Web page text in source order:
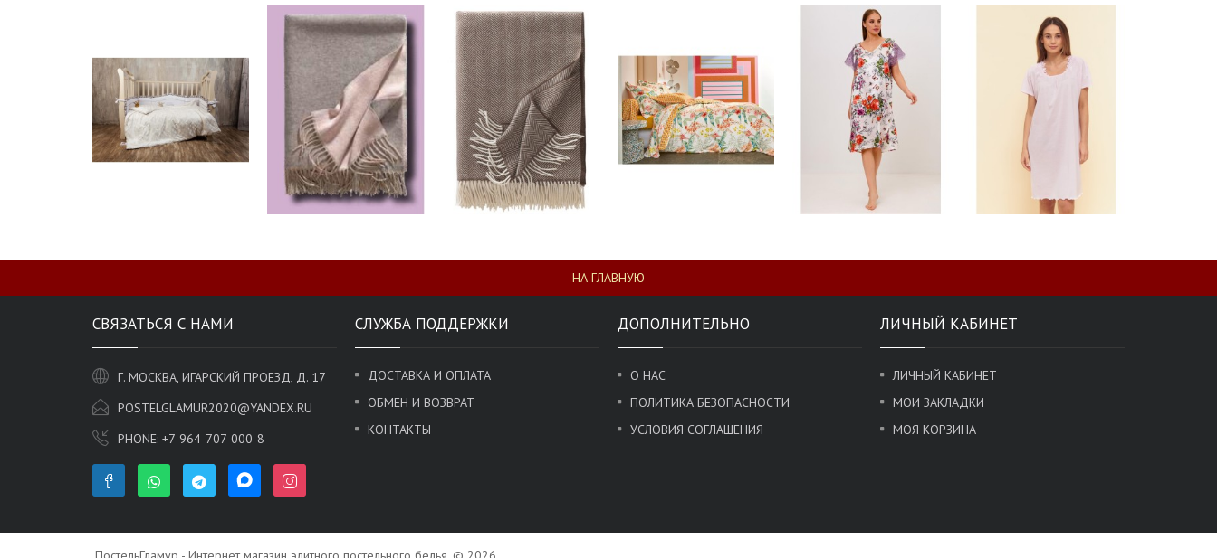
НА ГЛАВНУЮ
СВЯЗАТЬСЯ С НАМИ
Г. МОСКВА, ИГАРСКИЙ ПРОЕЗД, Д. 17
POSTELGLAMUR2020@YANDEX.RU
PHONE: +7-964-707-000-8
СЛУЖБА ПОДДЕРЖКИ
ДОСТАВКА И ОПЛАТА
ОБМЕН И ВОЗВРАТ
КОНТАКТЫ
ДОПОЛНИТЕЛЬНО
О НАС
ПОЛИТИКА БЕЗОПАСНОСТИ
УСЛОВИЯ СОГЛАШЕНИЯ
ЛИЧНЫЙ КАБИНЕТ
ЛИЧНЫЙ КАБИНЕТ
МОИ ЗАКЛАДКИ
МОЯ КОРЗИНА